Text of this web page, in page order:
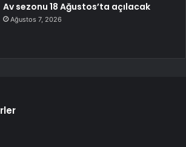
Av sezonu 18 Ağustos’ta açılacak
Ağustos 7, 2026